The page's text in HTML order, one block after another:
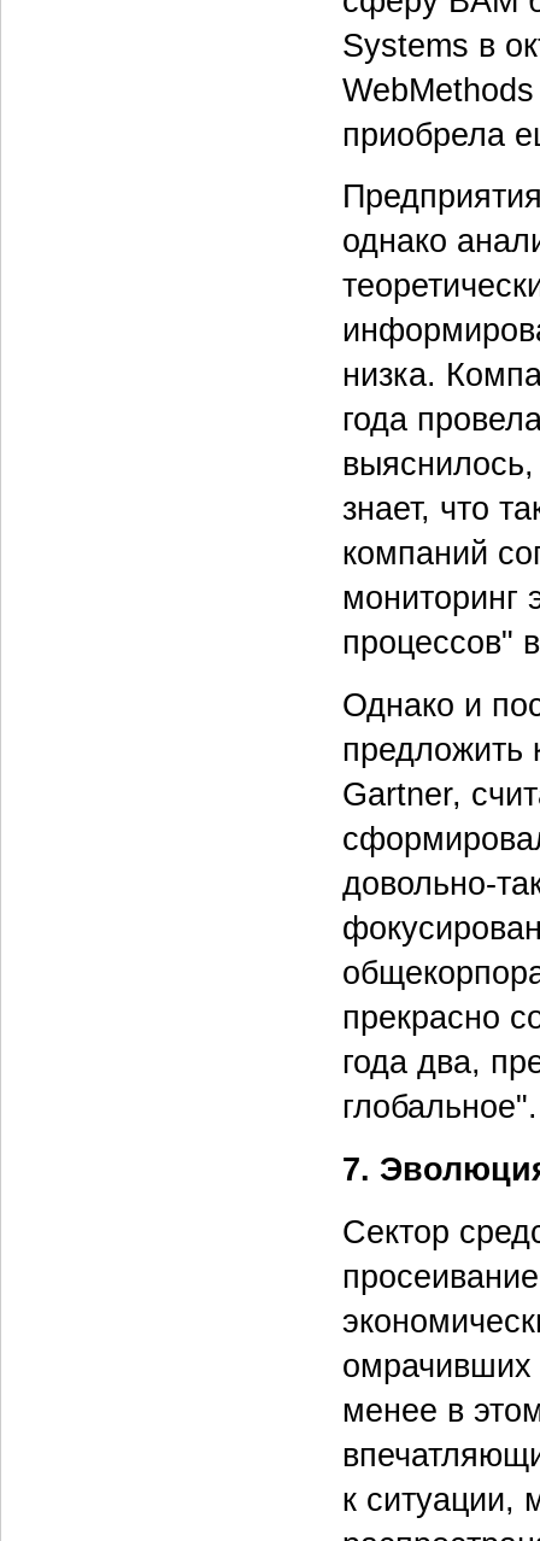
Systems в
WebMethods
приобрела
однако
низка.
года
знает, что
компаний
мониторинг
процессов"
Однако и
предложить
Gartner,
довольно-
прекрасно
года два,
глобальное".
7.
Сектор
омрачивших
менее в
к ситуации,